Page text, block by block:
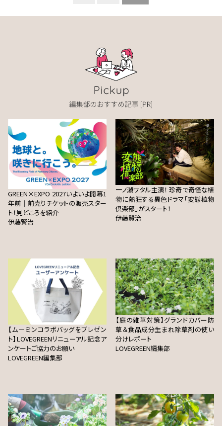
GREEN×EXPO 2027いよいよ開幕1
年前｜前売りチケットの販売スター
ト！見どころを紹介
伊藤賢治
一ノ瀬ワタル主演！ 珍奇で奇怪な植
物に熱狂する異色ドラマ「変態植物
倶楽部」がスタート！
伊藤賢治
【ムーミンコラボバッグをプレゼン
ト】LOVEGREENリニューアル記念ア
ンケートご協力のお願い
LOVEGREEN編集部
【庭の雑草対策】グランドカバー防
草＆食品成分生まれ除草剤の使い
分けレポート
LOVEGREEN編集部